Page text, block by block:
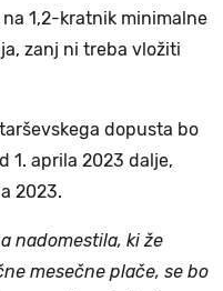
1,2-kratnik minimalne
zanj ni treba vložiti
dopusta bo
1. aprila 2023 dalje,
2023.
nadomestila, ki že
mesečne plače, se bo